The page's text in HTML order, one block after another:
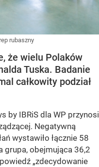
rubaszny
że wielu Polaków
Tuska. Badanie
całkowity podział
by IBRiS dla WP przynosi
Negatywną
wystawiło łącznie 58
grupa, obejmująca 36,2
„zdecydowanie